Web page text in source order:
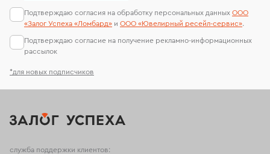
*для новых подписчиков
Подтверждаю согласия на обработку персональных данных ООО
«Залог Успеха «Ломбард» и ООО «Ювелирный ресейл-сервиc».
Подтверждаю согласие на получение рекламно-информационных
рассылок
служба поддержки клиентов: